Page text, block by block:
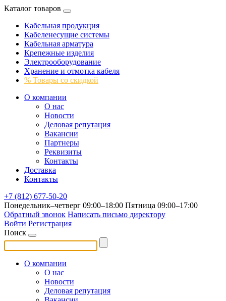
Каталог товаров
Кабельная продукция
Кабеленесущие системы
Кабельная арматура
Крепежные изделия
Электрооборудование
Хранение и отмотка кабеля
% Товары со скидкой
О компании
О нас
Новости
Деловая репутация
Вакансии
Партнеры
Реквизиты
Контакты
Доставка
Контакты
+7 (812) 677-50-20
Понедельник–четверг 09:00–18:00 Пятница 09:00–17:00
Обратный звонок Написать письмо директору
Войти Регистрация
Поиск
О компании
О нас
Новости
Деловая репутация